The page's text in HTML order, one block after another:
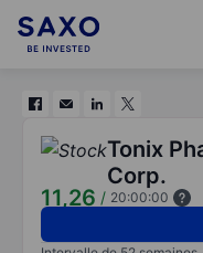
Tonix
Corp.
11,26 / 20:00:00